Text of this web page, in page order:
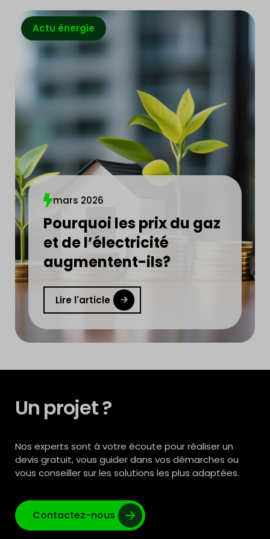
Actu énergie
mars 2026
Pourquoi les prix du gaz
et de l’électricité
augmentent-ils?
Lire l'article
Un projet ?
Nos experts sont à votre écoute pour réaliser un
devis gratuit, vous guider dans vos démarches ou
vous conseiller sur les solutions les plus adaptées.
Contactez-nous